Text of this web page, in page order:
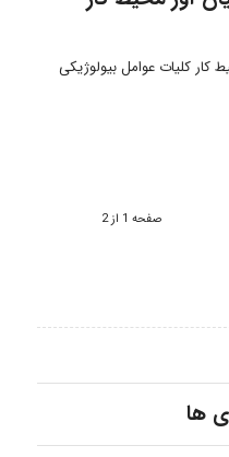
کار کلیات عوامل بیولوژیکی
صفحه 1 از 2
ها